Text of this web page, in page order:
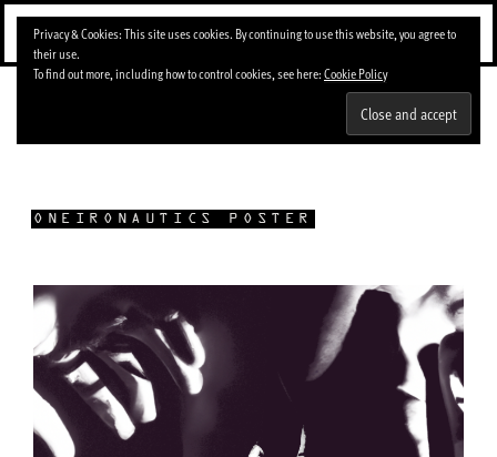
Skip
content
Menu
ONEIRONAUTICS POSTER
Privacy & Cookies: This site uses cookies. By continuing to use this website, you agree to
their use.
To find out more, including how to control cookies, see here:Cookie Policy